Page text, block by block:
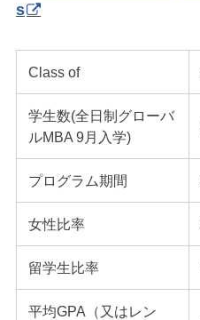
s
Class of
学生数(全日制グローバ
ルMBA 9月入学)
プログラム期間
女性比率
留学生比率
平均GPA（又はレン